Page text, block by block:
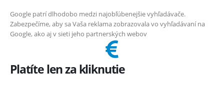
Google patrí dlhodobo medzi najobľúbenejšie vyhľadávače.
Zabezpečíme, aby sa Vaša reklama zobrazovala vo vyhľadávaní na
Google, ako aj v sieti jeho partnerských webov
Platíte len za kliknutie